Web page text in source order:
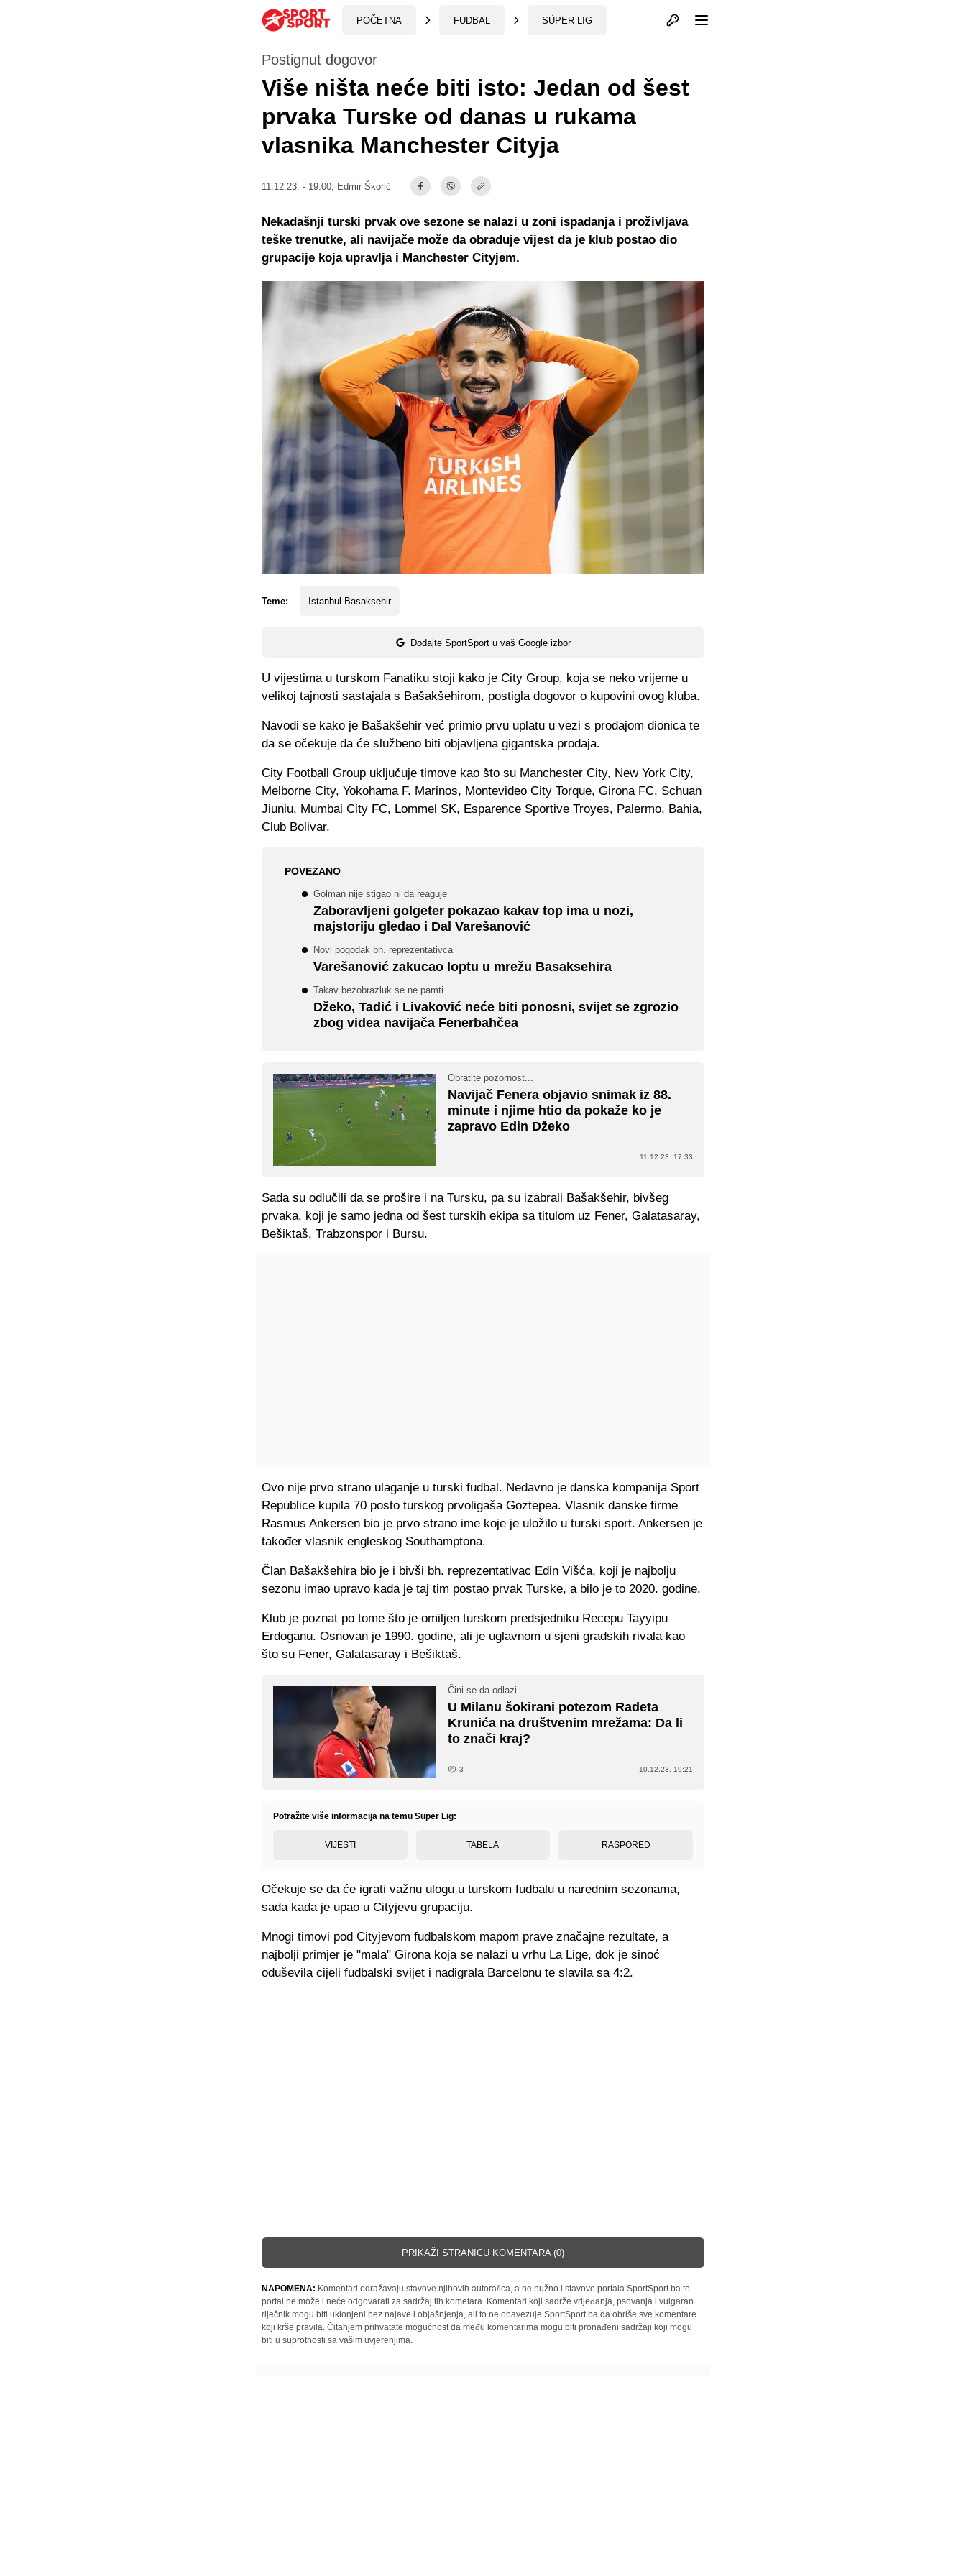
POČETNA FUDBAL SÜPER LIG Otvori profil
Postignut dogovor
Više ništa neće biti isto: Jedan od šest
prvaka Turske od danas u rukama
vlasnika Manchester Cityja
11.12.23. - 19:00, Edmir Škorić
Teme: Istanbul Basaksehir
Dodajte SportSport u vaš Google izbor
Nekadašnji turski prvak ove sezone se nalazi u zoni ispadanja i proživljava
teške trenutke, ali navijače može da obraduje vijest da je klub postao dio
grupacije koja upravlja i Manchester Cityjem.
U vijestima u turskom Fanatiku stoji kako je City Group, koja se neko vrijeme u
velikoj tajnosti sastajala s Bašakšehirom, postigla dogovor o kupovini ovog kluba.
Navodi se kako je Bašakšehir već primio prvu uplatu u vezi s prodajom dionica te
da se očekuje da će službeno biti objavljena gigantska prodaja.
City Football Group uključuje timove kao što su Manchester City, New York City,
Melborne City, Yokohama F. Marinos, Montevideo City Torque, Girona FC, Schuan
Jiuniu, Mumbai City FC, Lommel SK, Esparence Sportive Troyes, Palermo, Bahia,
Club Bolivar.
POVEZANO
Golman nije stigao ni da reaguje
Zaboravljeni golgeter pokazao kakav top ima u nozi,
majstoriju gledao i Dal Varešanović
Novi pogodak bh. reprezentativca
Varešanović zakucao loptu u mrežu Basaksehira
Takav bezobrazluk se ne pamti
Džeko, Tadić i Livaković neće biti ponosni, svijet se zgrozio
zbog videa navijača Fenerbahčea
Obratite pozornost...
Navijač Fenera objavio snimak iz 88.
minute i njime htio da pokaže ko je
zapravo Edin Džeko
11.12.23. 17:33
Sada su odlučili da se prošire i na Tursku, pa su izabrali Bašakšehir, bivšeg
prvaka, koji je samo jedna od šest turskih ekipa sa titulom uz Fener, Galatasaray,
Bešiktaš, Trabzonspor i Bursu.
Ovo nije prvo strano ulaganje u turski fudbal. Nedavno je danska kompanija Sport
Republice kupila 70 posto turskog prvoligaša Goztepea. Vlasnik danske firme
Rasmus Ankersen bio je prvo strano ime koje je uložilo u turski sport. Ankersen je
također vlasnik engleskog Southamptona.
Član Bašakšehira bio je i bivši bh. reprezentativac Edin Višća, koji je najbolju
sezonu imao upravo kada je taj tim postao prvak Turske, a bilo je to 2020. godine.
Klub je poznat po tome što je omiljen turskom predsjedniku Recepu Tayyipu
Erdoganu. Osnovan je 1990. godine, ali je uglavnom u sjeni gradskih rivala kao
što su Fener, Galatasaray i Bešiktaš.
Čini se da odlazi
U Milanu šokirani potezom Radeta
Krunića na društvenim mrežama: Da li
to znači kraj?
3 10.12.23. 19:21
Potražite više informacija na temu Super Lig:
VIJESTI TABELA RASPORED
Očekuje se da će igrati važnu ulogu u turskom fudbalu u narednim sezonama,
sada kada je upao u Cityjevu grupaciju.
Mnogi timovi pod Cityjevom fudbalskom mapom prave značajne rezultate, a
najbolji primjer je "mala" Girona koja se nalazi u vrhu La Lige, dok je sinoć
oduševila cijeli fudbalski svijet i nadigrala Barcelonu te slavila sa 4:2.
PRIKAŽI STRANICU KOMENTARA (0)
NAPOMENA: Komentari odražavaju stavove njihovih autora/ica, a ne nužno i stavove portala SportSport.ba te
portal ne može i neće odgovarati za sadržaj tih kometara. Komentari koji sadrže vrijeđanja, psovanja i vulgaran
riječnik mogu biti uklonjeni bez najave i objašnjenja, ali to ne obavezuje SportSport.ba da obriše sve komentare
koji krše pravila. Čitanjem prihvatate mogućnost da među komentarima mogu biti pronađeni sadržaji koji mogu
biti u suprotnosti sa vašim uvjerenjima.